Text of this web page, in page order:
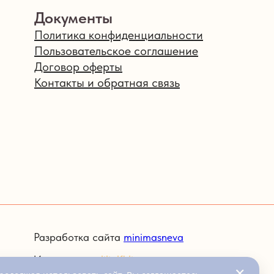
Разработка сайта minimasneva
Иллюстраторlilialfhli
Документы
Политика конфиденциальности
Пользовательское соглашение
Договор оферты
Контакты и обратная связь